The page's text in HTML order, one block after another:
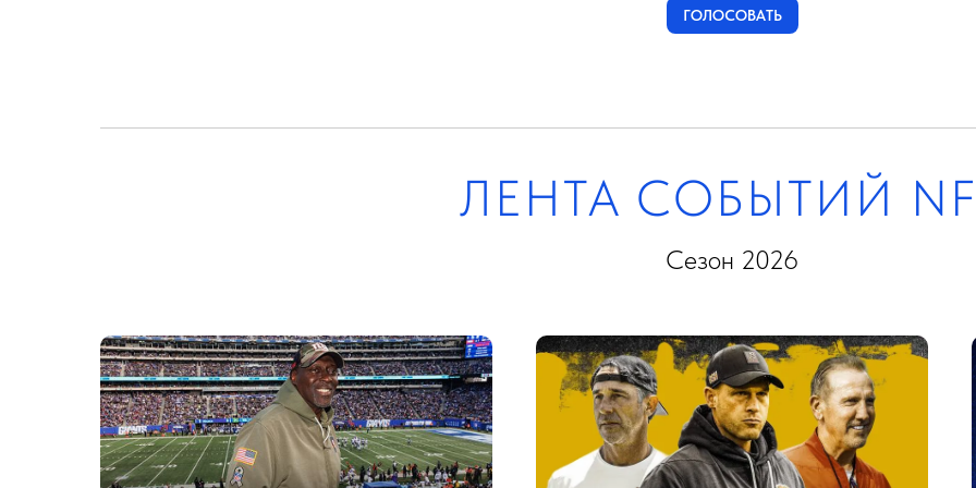
ГОЛОСОВАТЬ
ЛЕНТА СОБЫТИЙ
Сезон 2026